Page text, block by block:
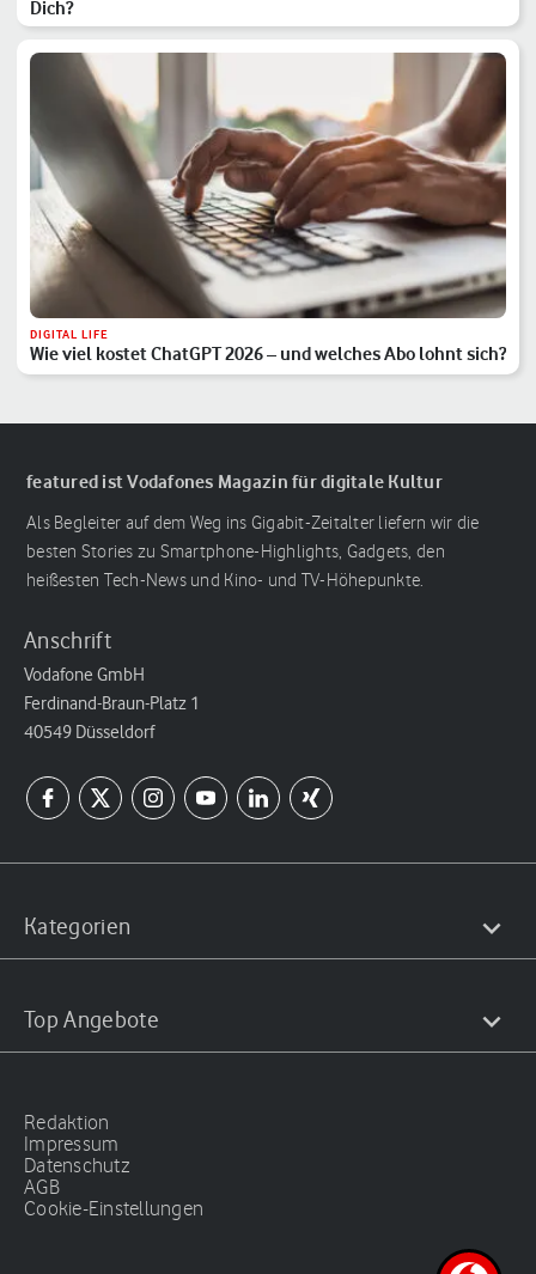
Dich?
DIGITAL LIFE
Wie viel kostet ChatGPT 2026 – und welches Abo lohnt sich?
featured ist Vodafones Magazin für digitale Kultur
Als Begleiter auf dem Weg ins Gigabit-Zeitalter liefern wir die
besten Stories zu Smartphone-Highlights, Gadgets, den
heißesten Tech-News und Kino- und TV-Höhepunkte.
Anschrift
Vodafone GmbH
Ferdinand-Braun-Platz 1
40549 Düsseldorf
Kategorien
Top Angebote
Redaktion
Impressum
Datenschutz
AGB
Cookie-Einstellungen